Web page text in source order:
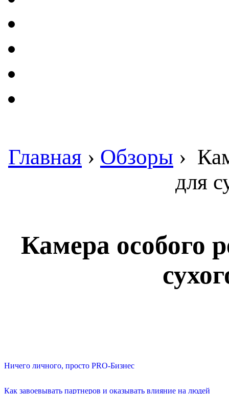
Главная › Обзоры ›
для
Камера особого
Ничего личного, просто PRO-Бизнес
Как завоевывать партнеров и оказывать влияние на людей